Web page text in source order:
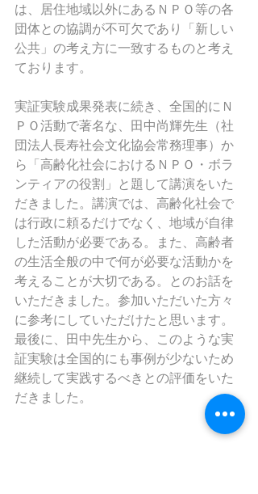
は、居住地域以外にあるＮＰＯ等の各
団体との協調が不可欠であり「新しい
公共」の考え方に一致するものと考え
ております。
実証実験成果発表に続き、全国的にＮ
ＰＯ活動で著名な、田中尚輝先生（社
団法人長寿社会文化協会常務理事）か
ら「高齢化社会におけるＮＰＯ・ボラ
ンティアの役割」と題して講演をいた
だきました。講演では、高齢化社会で
は行政に頼るだけでなく、地域が自律
した活動が必要である。また、高齢者
の生活全般の中で何が必要な活動かを
考えることが大切である。とのお話を
いただきました。参加いただいた方々
に参考にしていただけたと思います。
最後に、田中先生から、このような実
証実験は全国的にも事例が少ないため
継続して実践するべきとの評価をいた
だきました。